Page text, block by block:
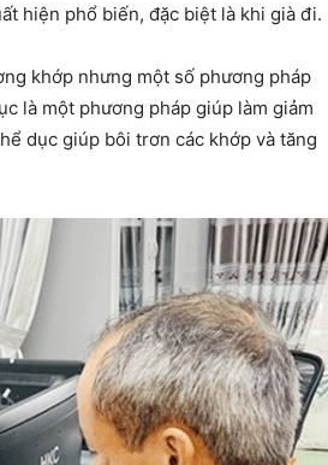
hiện phổ biến, đặc biệt là khi già đi.
khớp nhưng một số phương pháp
là một phương pháp giúp làm giảm
dục giúp bôi trơn các khớp và tăng